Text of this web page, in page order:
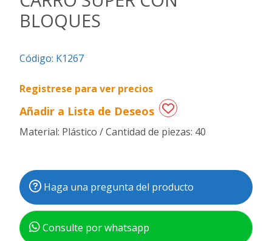
Regalos
especiales
BLOQUES
Código: K1267
Registrese para ver precios
Añadir a Lista de Deseos
Material: Plástico / Cantidad de piezas: 40
Haga una pregunta del producto
Consulte por whatsapp